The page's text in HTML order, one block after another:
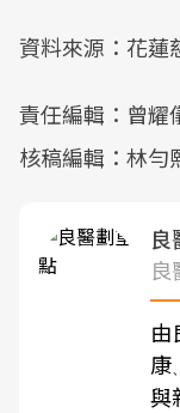
資料來源：花蓮
責任編輯：曾耀
核稿編輯：林勻
良
由
康、
與